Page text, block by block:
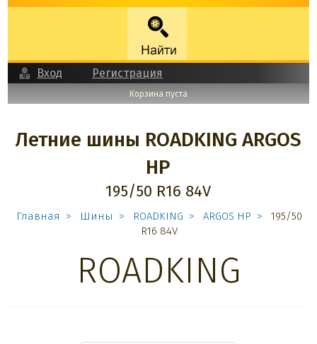
Вход Регистрация
Корзина пуста
Летние шины ROADKING ARGOS
HP
195/50 R16 84V
Главная Шины ROADKING ARGOS HP
195/50
R16 84V
ROADKING